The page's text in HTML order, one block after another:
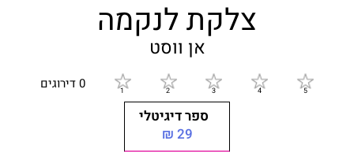
צלקת לנקמה
אן ווסט
0 דירוגים
ספר דיגיטלי
29 ₪